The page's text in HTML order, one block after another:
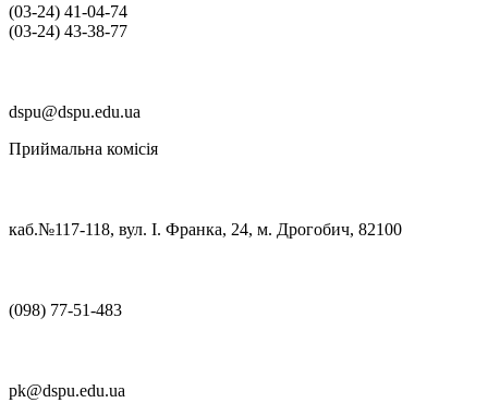
(03‑24) 41‑04‑74
(03‑24) 43‑38‑77
dspu@dspu.edu.ua
Приймальна комісія
каб.№117-118, вул. І. Франка, 24, м. Дрогобич, 82100
(098) 77-51-483
pk@dspu.edu.ua